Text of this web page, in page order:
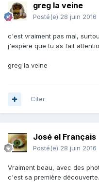
greg la veine
Posté(e) 28 juin 2016
c'est vraiment pas mal,
j'espère que tu as fait
greg la veine
Citer
José el Français
Posté(e) 28 juin 2016
Vraiment beau, avec des
c'est sa première